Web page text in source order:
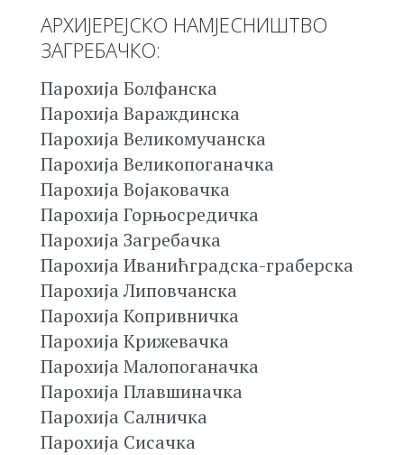
АРХИЈЕРЕЈСКО НАМЈЕСНИШТВО
ЗАГРЕБАЧКО:
Парохија Болфанска
Парохија Вараждинска
Парохија Великомучанска
Парохија Великопоганачка
Парохија Војаковачка
Парохија Горњосредичка
Парохија Загребачка
Парохија Иванићградска-граберска
Парохија Липовчанска
Парохија Копривничка
Парохија Крижевачка
Парохија Малопоганачка
Парохија Плавшиначка
Парохија Салничка
Парохија Сисачка